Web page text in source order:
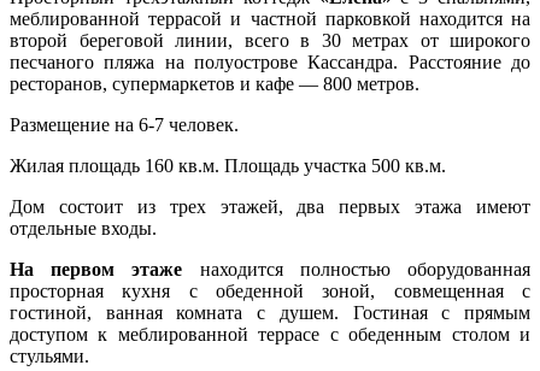
меблированной террасой и частной парковкой находится на
второй береговой линии, всего в 30 метрах от широкого
песчаного пляжа на полуострове Кассандра. Расстояние до
ресторанов, супермаркетов и кафе — 800 метров.
Размещение на 6-7 человек.
Жилая площадь 160 кв.м. Площадь участка 500 кв.м.
Дом состоит из трех этажей, два первых этажа имеют
отдельные входы.
На первом этаже находится полностью оборудованная
просторная кухня с обеденной зоной, совмещенная с
гостиной, ванная комната с душем. Гостиная с прямым
доступом к меблированной террасе с обеденным столом и
стульями.